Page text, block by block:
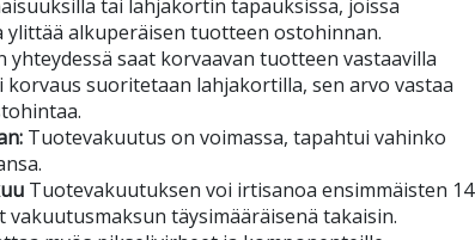
tai lahjakortin tapauksissa, joissa
alkuperäisen tuotteen ostohinnan.
yhteydessä saat korvaavan tuotteen vastaavilla
suoritetaan lahjakortilla, sen arvo vastaa
Tuotevakuutus on voimassa, tapahtui vahinko
Tuotevakuutuksen voi irtisanoa ensimmäisten 14
vakuutusmaksun täysimääräisenä takaisin.